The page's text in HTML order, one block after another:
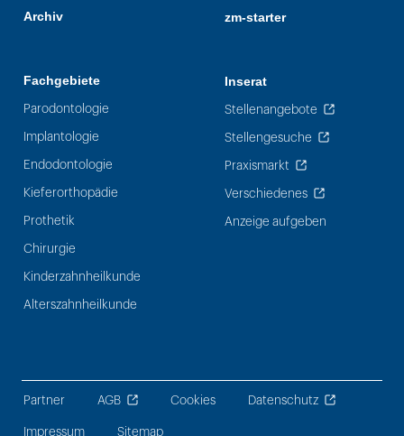
Archiv
Fachgebiete
Parodontologie
Implantologie
Endodontologie
Kieferorthopädie
Prothetik
Chirurgie
Kinderzahnheilkunde
Alterszahnheilkunde
zm-starter
Inserat
Stellenangebote
Stellengesuche
Praxismarkt
Verschiedenes
Anzeige aufgeben
Partner AGB Cookies Datenschutz
Impressum Sitemap